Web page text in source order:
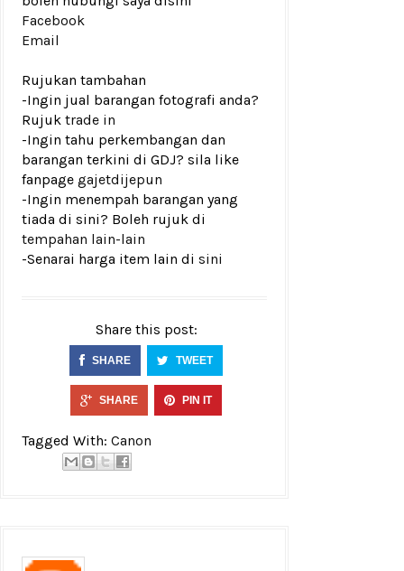
Facebook
Email
Rujukan tambahan
-Ingin jual barangan fotografi anda?
Rujuk trade in
-Ingin tahu perkembangan dan
barangan terkini di GDJ? sila like
fanpage gajetdijepun
-Ingin menempah barangan yang
tiada di sini? Boleh rujuk di
tempahan lain-lain
-Senarai harga item lain di sini
Share this post:
SHARE TWEET
SHARE PIN IT
Tagged With: Canon